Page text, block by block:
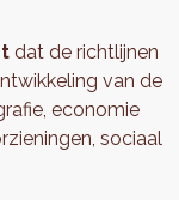
dat de richtlijnen
van de
economie
sociaal